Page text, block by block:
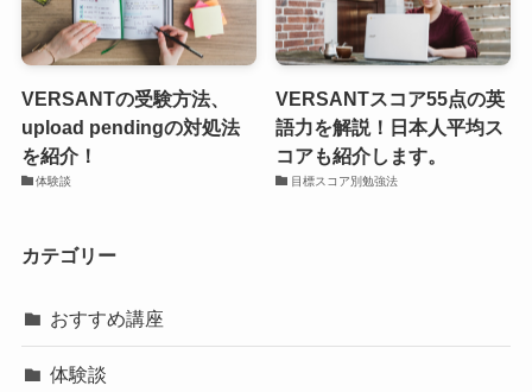
VERSANTの受験方法、
upload pendingの対処法
を紹介！
体験談
VERSANTスコア55点の英
語力を解説！日本人平均ス
コアも紹介します。
目標スコア別勉強法
カテゴリー
おすすめ講座
体験談